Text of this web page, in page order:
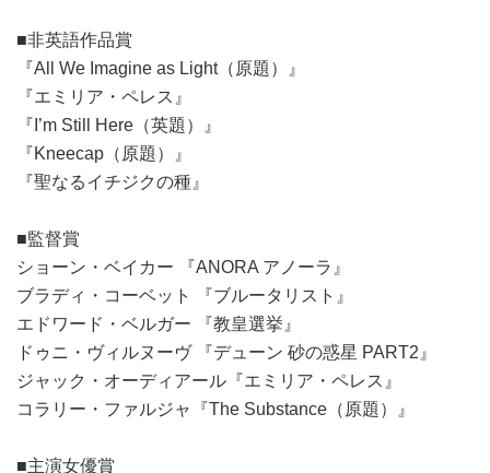
■非英語作品賞
『All We Imagine as Light（原題）』
『エミリア・ペレス』
『I’m Still Here（英題）』
『Kneecap（原題）』
『聖なるイチジクの種』
■監督賞
ショーン・ベイカー 『ANORA アノーラ』
ブラディ・コーベット 『ブルータリスト』
エドワード・ベルガー 『教皇選挙』
ドゥニ・ヴィルヌーヴ 『デューン 砂の惑星 PART2』
ジャック・オーディアール『エミリア・ペレス』
コラリー・ファルジャ『The Substance（原題）』
■主演女優賞